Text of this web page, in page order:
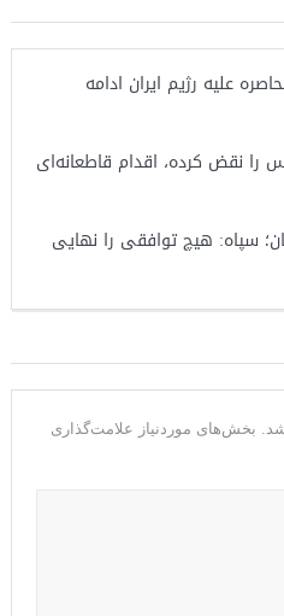
علیه رژیم ایران ادامه
را نقض کرده، اقدام قاطعانه‌ای
سپاه: هیچ توافقی را نهایی
بخش‌های موردنیاز علامت‌گذاری